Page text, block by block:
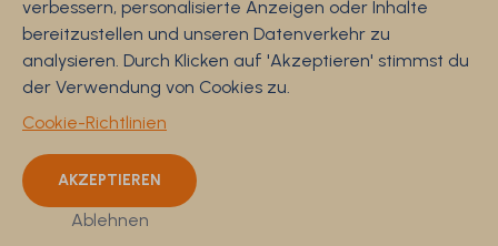
Datenschutz
AGB
Widerrufsrecht
Informationen
verbessern, personalisierte Anzeigen oder Inhalte
bereitzustellen und unseren Datenverkehr zu
analysieren. Durch Klicken auf 'Akzeptieren' stimmst du
der Verwendung von Cookies zu.
Cookie-Richtlinien
AKZEPTIEREN
Ablehnen